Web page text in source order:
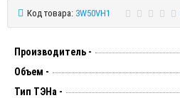
Код товара: 3W50VH1
Производитель -
Объем -
Тип ТЭНа -